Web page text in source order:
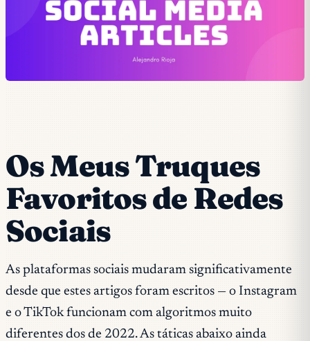
Os Meus Truques
Favoritos de Redes
Sociais
As plataformas sociais mudaram significativamente
desde que estes artigos foram escritos — o Instagram
e o TikTok funcionam com algoritmos muito
diferentes dos de 2022. As táticas abaixo ainda